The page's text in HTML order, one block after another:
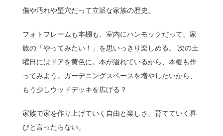
傷や汚れや壁穴だって立派な家族の歴史。
フォトフレームも本棚も、室内にハンモックだって、家
族の「やってみたい！」を思いっきり楽しめる。 次の土
曜日にはドアを黄色に。本が溢れているから、本棚も作
ってみよう。ガーデニングスペースを増やしたいから、
もう少しウッドデッキを広げる？
家族で家を作り上げていく自由と楽しさ、育てていく喜
びと言ったらない。